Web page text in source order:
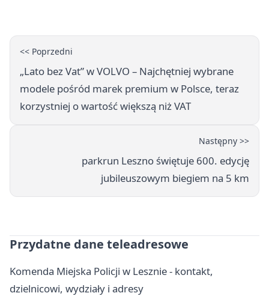
<< Poprzedni
„Lato bez Vat” w VOLVO – Najchętniej wybrane
modele pośród marek premium w Polsce, teraz
korzystniej o wartość większą niż VAT
Następny >>
parkrun Leszno świętuje 600. edycję
jubileuszowym biegiem na 5 km
Przydatne dane teleadresowe
Komenda Miejska Policji w Lesznie - kontakt,
dzielnicowi, wydziały i adresy